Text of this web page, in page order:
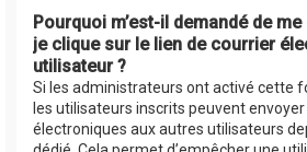
Pourquoi m’est-il demandé de
je clique sur le lien de courrier
utilisateur ?
Si les administrateurs ont activé cette
les utilisateurs inscrits peuvent
électroniques aux autres utilisateurs